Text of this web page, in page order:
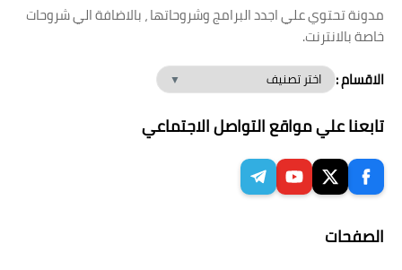
مدونة تحتوي علي اجدد البرامج وشروحاتها ، بالاضافة الي شروحات
خاصة بالانترنت.
الاقسام :
تابعنا علي مواقع التواصل الاجتماعي
الصفحات